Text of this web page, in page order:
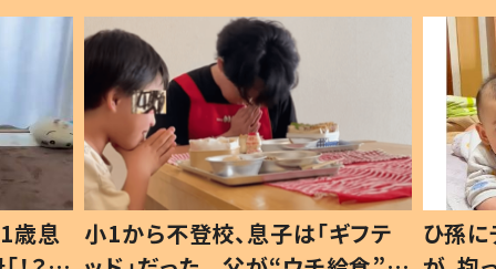
歳息
小1から不登校、息子は「ギフテ
ひ孫